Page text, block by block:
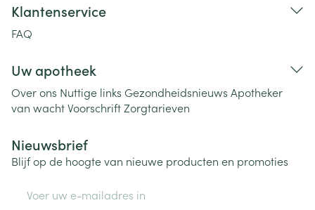
Klantenservice
FAQ
Uw apotheek
Over ons Nuttige links Gezondheidsnieuws Apotheker
van wachtVoorschriftZorgtarieven
Nieuwsbrief
Blijf op de hoogte van nieuwe producten en promoties